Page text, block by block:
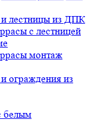
лестницы из ДПК
с лестницей
монтаж
ограждения из
белым